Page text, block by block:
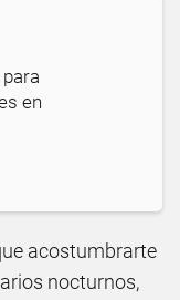
en
acostumbrarte
nocturnos,